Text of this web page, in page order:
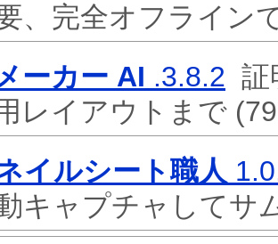
、完全オフライン
ーカー AI .3.8.2 証
レイアウトまで
イルシート職人
キャプチャしてサ